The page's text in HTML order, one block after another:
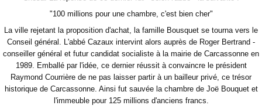
"100 millions pour une chambre, c'est bien cher"
La ville rejetant la proposition d'achat, la famille Bousquet se tourna vers le
Conseil général. L'abbé Cazaux intervint alors auprès de Roger Bertrand -
conseiller général et futur candidat socialiste à la mairie de Carcassonne en
1989. Emballé par l'idée, ce dernier réussit à convaincre le président
Raymond Courrière de ne pas laisser partir à un bailleur privé, ce trésor
historique de Carcassonne. Ainsi fut sauvée la chambre de Joë Bouquet et
l'immeuble pour 125 millions d'anciens francs.